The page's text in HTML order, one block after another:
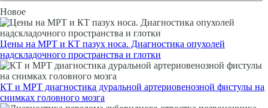
Новое
Цены на МРТ и КТ пазух носа. Диагностика опухолей
надскладочного пространства и глотки
КТ и МРТ диагностика дуральной артериовенозной фистулы на
снимках головного мозга